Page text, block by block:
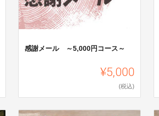
感謝メール ～5,000円コース～
¥5,000
(税込)